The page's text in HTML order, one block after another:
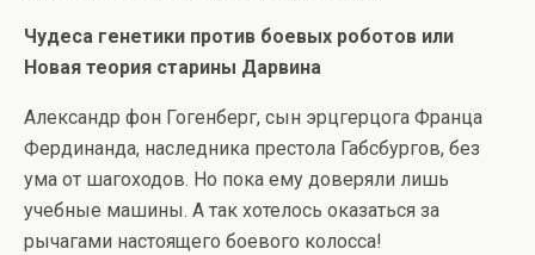
Чудеса генетики против боевых роботов или
Новая теория старины Дарвина
Александр фон Гогенберг, сын эрцгерцога Франца
Фердинанда, наследника престола Габсбургов, без
ума от шагоходов. Но пока ему доверяли лишь
учебные машины. А так хотелось оказаться за
рычагами настоящего боевого колосса!